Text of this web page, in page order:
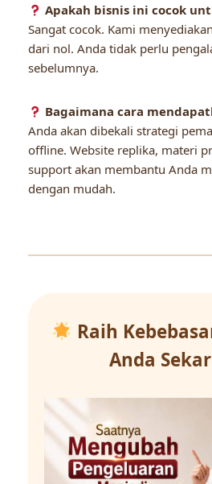
Apakah bisnis ini cocok
Sangat cocok. Kami
dari nol. Anda tidak perlu
sebelumnya.
Bagaimana cara
Anda akan dibekali strategi
offline. Website replika, materi
support akan membantu Anda
dengan mudah.
Raih
Anda